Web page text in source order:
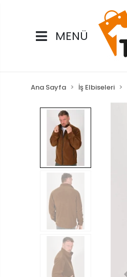
MENÜ
Ana Sayfa İş Elbiseleri